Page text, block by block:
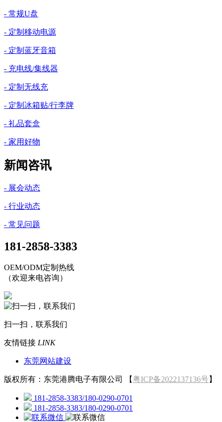
- 常规U盘
- 定制移动电源
- 定制蓝牙音箱
- 充电线/集线器
- 定制无线充
- 定制冰箱贴/行李牌
- 礼品套盒
- 家用好物
新闻咨讯
- 展会动态
- 行业动态
- 常见问题
181-2858-3383
OEM/ODM定制热线
（欢迎来电咨询）
扫一扫，联系我们
友情链接 LINK
东莞网站建设
版权所有：东莞港腾电子有限公司 【粤ICP备2022137136号】
181-2858-3383/180-0290-0701
181-2858-3383/180-0290-0701